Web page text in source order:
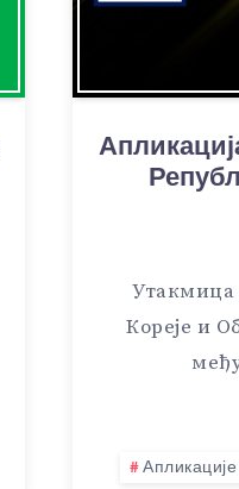
Утакмица
Кореје и
Апликације